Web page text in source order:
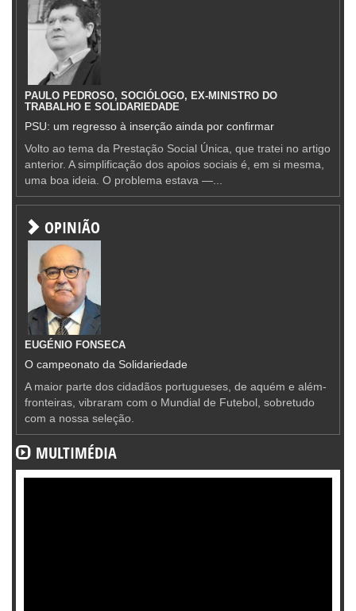
PAULO PEDROSO, SOCIÓLOGO, EX-MINISTRO DO
TRABALHO E SOLIDARIEDADE
PSU: um regresso à inserção ainda por confirmar
Volto ao tema da Prestação Social Única, que tratei no artigo
anterior. A simplificação dos apoios sociais é, em si mesma,
uma boa ideia. O problema estava —...
OPINIÃO
EUGÉNIO FONSECA
O campeonato da Solidariedade
A maior parte dos cidadãos portugueses, de aquém e além-
fronteiras, vibraram com o Mundial de Futebol, sobretudo
com a nossa seleção.
MULTIMÉDIA